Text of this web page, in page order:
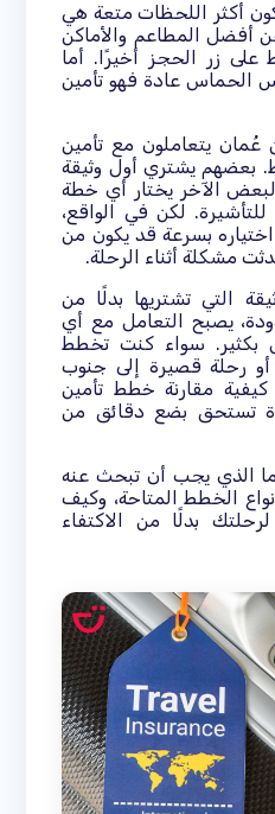
أكثر اللحظات متعة هي
أفضل المطاعم والأماكن
على زر الحجز أخيرًا. أما
الحماس عادة فهو تأمين
عُمان يتعاملون مع تأمين
بعضهم يشتري أول وثيقة
الآخر يختار أي خطة
لكن في الواقع،
اختياره بسرعة قد يكون من
مشكلة أثناء الرحلة.
التي تشتريها بدلًا من
يصبح التعامل مع أي
بكثير. سواء كنت تخطط
أو رحلة قصيرة إلى جنوب
مقارنة خطط تأمين
تستحق بضع دقائق من
الذي يجب أن تبحث عنه
الخطط المتاحة، وكيف
لرحلتك بدلًا من الاكتفاء